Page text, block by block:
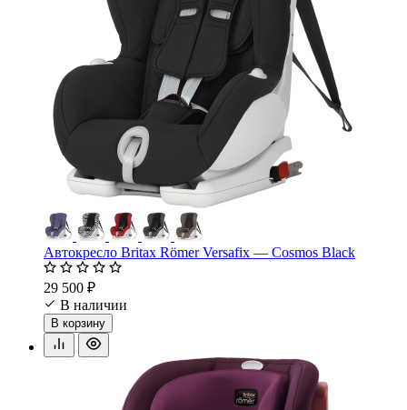
Автокресло Britax Römer Versafix — Cosmos Black
29 500 ₽
В наличии
В корзину